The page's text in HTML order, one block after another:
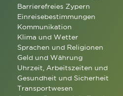
Barrierefreies Zypern
Einreisebestimmungen
Kommunikation
Klima und Wetter
Sprachen und Religionen
Geld und Währung
Uhrzeit, Arbeitszeiten und
Gesundheit und Sicherheit
Transportwesen